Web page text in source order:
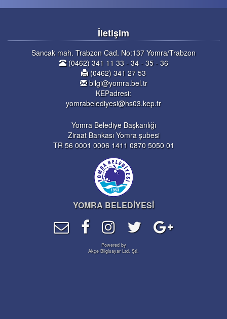
İletişim
Sancak mah. Trabzon Cad. No:137 Yomra/Trabzon
(0462) 341 11 33 - 34 - 35 - 36
(0462) 341 27 53
bilgi@yomra.bel.tr
KEPadresi:
yomrabelediyesi@hs03.kep.tr
Yomra Belediye Başkanlığı
Ziraat Bankası Yomra şubesi
TR 56 0001 0006 1411 0870 5050 01
YOMRA BELEDİYESİ
Powered by
Akçe Bilgisayar Ltd. Şti.